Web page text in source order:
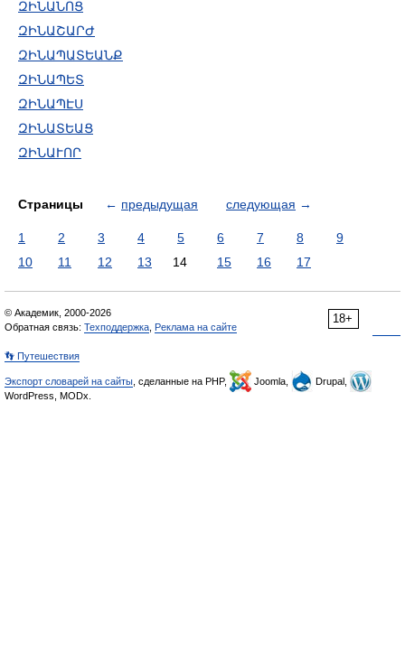
ԶԻՆԱՆՈՑ
ԶԻՆԱՇԱՐԺ
ԶԻՆԱՊԱՏԵԱՆՔ
ԶԻՆԱՊԵՏ
ԶԻՆԱՊԷՍ
ԶԻՆԱՏԵԱՑ
ԶԻՆԱՒՈՐ
Страницы ← предыдущая следующая →
1 2 3 4 5 6 7 8
9
10
11 12 13 14 15 16 17
18+
© Академик, 2000-2026
Обратная связь: Техподдержка Реклама на сайте
👣 Путешествия
Экспорт словарей на сайты , сделанные на PHP, Joomla,
Drupal,
WordPress, MODx.